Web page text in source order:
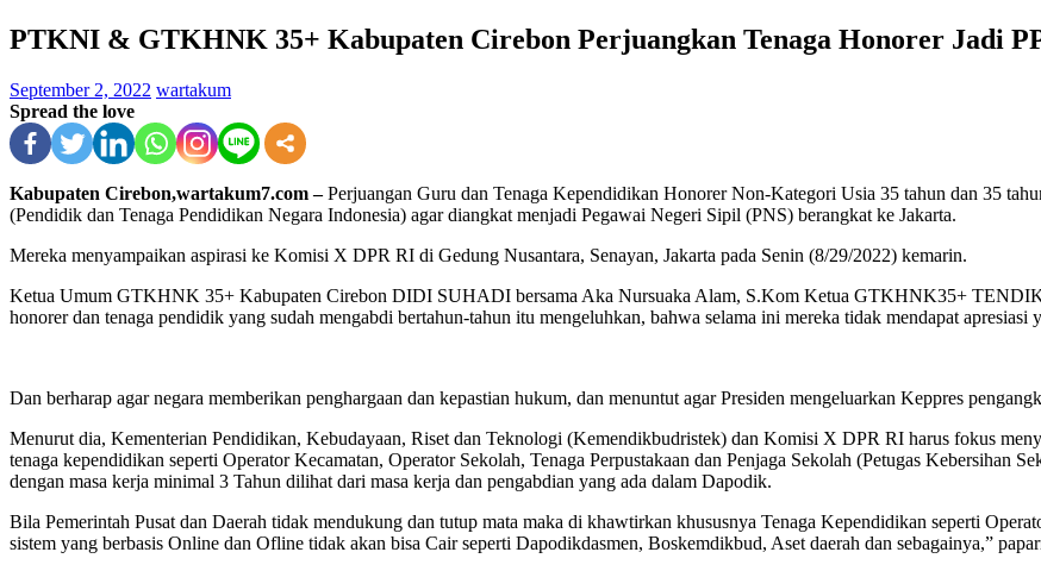
PTKNI & GTKHNK 35+ Kabupaten Cirebon Perjuangkan Tenaga Honorer Jadi
September 2, 2022 wartakum
Spread the love
Kabupaten Cirebon,wartakum7.com –Perjuangan Guru dan Tenaga Kependidikan Honorer Non-Kategori Usia 35 tahun dan 35
(Pendidik dan Tenaga Pendidikan Negara Indonesia) agar diangkat menjadi Pegawai Negeri Sipil (PNS) berangkat ke Jakarta.
Mereka menyampaikan aspirasi ke Komisi X DPR RI di Gedung Nusantara, Senayan, Jakarta pada Senin (8/29/2022) kemarin.
Ketua Umum GTKHNK 35+ Kabupaten Cirebon DIDI SUHADI bersama Aka Nursuaka Alam, S.Kom Ketua GTKHNK35+ TENDIK
honorer dan tenaga pendidik yang sudah mengabdi bertahun-tahun itu mengeluhkan, bahwa selama ini mereka tidak mendapat apresiasi
Dan berharap agar negara memberikan penghargaan dan kepastian hukum, dan menuntut agar Presiden mengeluarkan Keppres
Menurut dia, Kementerian Pendidikan, Kebudayaan, Riset dan Teknologi (Kemendikbudristek) dan Komisi X DPR RI harus fokus
tenaga kependidikan seperti Operator Kecamatan, Operator Sekolah, Tenaga Perpustakaan dan Penjaga Sekolah (Petugas
dengan masa kerja minimal 3 Tahun dilihat dari masa kerja dan pengabdian yang ada dalam Dapodik.
Bila Pemerintah Pusat dan Daerah tidak mendukung dan tutup mata maka di khawtirkan khususnya Tenaga Kependidikan seperti
sistem yang berbasis Online dan Ofline tidak akan bisa Cair seperti Dapodikdasmen, Boskemdikbud, Aset daerah dan sebagainya,”